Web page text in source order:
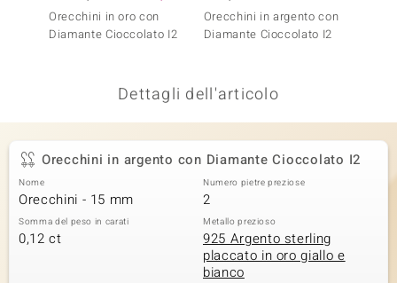
Classics
Orecchini in oro con
Diamante Cioccolato I2
Orecchini in argento con
Diamante Cioccolato I2
Dettagli dell'articolo
Orecchini in argento con Diamante Cioccolato I2
Nome
Orecchini - 15 mm
Numero pietre preziose
2
Somma del peso in carati
0,12 ct
Metallo prezioso
925 Argento sterling
placcato in oro giallo e
bianco